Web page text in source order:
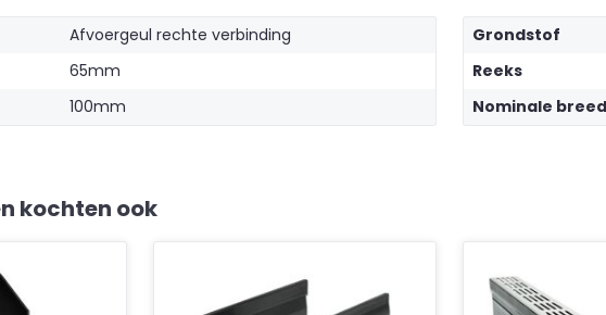
Afvoergeul rechte verbinding
65mm
100mm
Grondstof
Reeks
Nominale
kochten ook